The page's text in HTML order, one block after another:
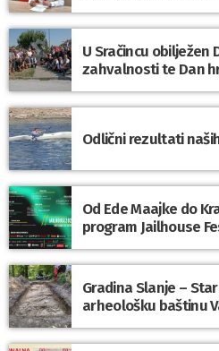
U Sračincu obilježen
zahvalnosti te Dan
Odlični rezultati
Od Ede Maajke do
program Jailhouse
Gradina Slanje –
arheološku baštinu